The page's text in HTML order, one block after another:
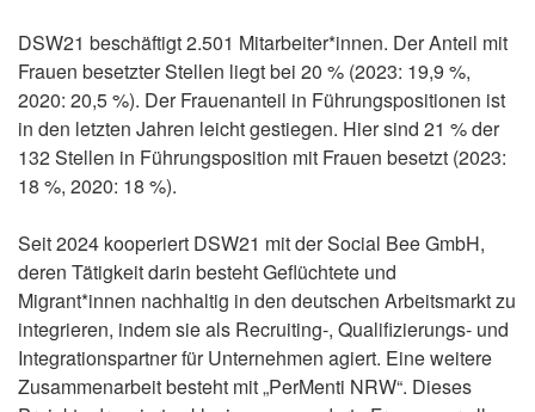
DSW21 beschäftigt 2.501 Mitarbeiter*innen. Der Anteil mit
Frauen besetzter Stellen liegt bei 20 % (2023: 19,9 %,
2020: 20,5 %). Der Frauenanteil in Führungspositionen ist
in den letzten Jahren leicht gestiegen. Hier sind 21 % der
132 Stellen in Führungsposition mit Frauen besetzt (2023:
18 %, 2020: 18 %).
Seit 2024 kooperiert DSW21 mit der Social Bee GmbH,
deren Tätigkeit darin besteht Geflüchtete und
Migrant*innen nachhaltig in den deutschen Arbeitsmarkt zu
integrieren, indem sie als Recruiting‑, Qualifizierungs‑ und
Integrationspartner für Unternehmen agiert. Eine weitere
Zusammenarbeit besteht mit „PerMenti NRW“. Dieses